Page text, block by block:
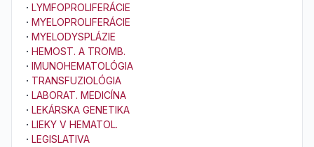
· LYMFOPROLIFERÁCIE
· MYELOPROLIFERÁCIE
· MYELODYSPLÁZIE
· HEMOST. A TROMB.
· IMUNOHEMATOLÓGIA
· TRANSFUZIOLÓGIA
· LABORAT. MEDICÍNA
· LEKÁRSKA GENETIKA
· LIEKY V HEMATOL.
· LEGISLATIVA